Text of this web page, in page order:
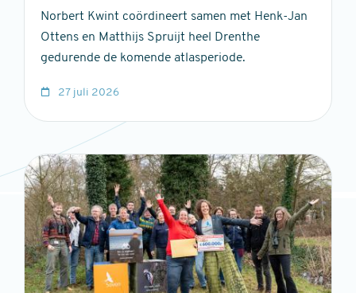
Norbert Kwint coördineert samen met Henk-Jan
Ottens en Matthijs Spruijt heel Drenthe
gedurende de komende atlasperiode.
27 juli 2026